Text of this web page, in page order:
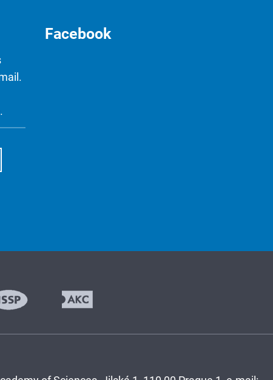
Facebook